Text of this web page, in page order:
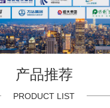
产品推荐
PRODUCT LIST